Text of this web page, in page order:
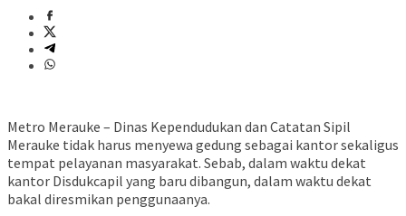
Metro Merauke – Dinas Kependudukan dan Catatan Sipil
Merauke tidak harus menyewa gedung sebagai kantor sekaligus
tempat pelayanan masyarakat. Sebab, dalam waktu dekat
kantor Disdukcapil yang baru dibangun, dalam waktu dekat
bakal diresmikan penggunaanya.